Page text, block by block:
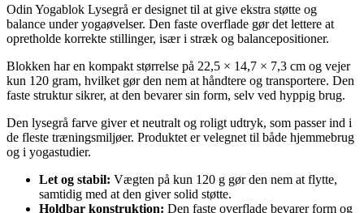
Odin Yogablok Lysegrå er designet til at give ekstra støtte og
balance under yogaøvelser. Den faste overflade gør det lettere at
opretholde korrekte stillinger, især i stræk og balancepositioner.
Blokken har en kompakt størrelse på 22,5 × 14,7 × 7,3 cm og vejer
kun 120 gram, hvilket gør den nem at håndtere og transportere. Den
faste struktur sikrer, at den bevarer sin form, selv ved hyppig brug.
Den lysegrå farve giver et neutralt og roligt udtryk, som passer ind i
de fleste træningsmiljøer. Produktet er velegnet til både hjemmebrug
og i yogastudier.
Let og stabil: Vægten på kun 120 g gør den nem at flytte,
samtidig med at den giver solid støtte.
Holdbar konstruktion: Den faste overflade bevarer form og